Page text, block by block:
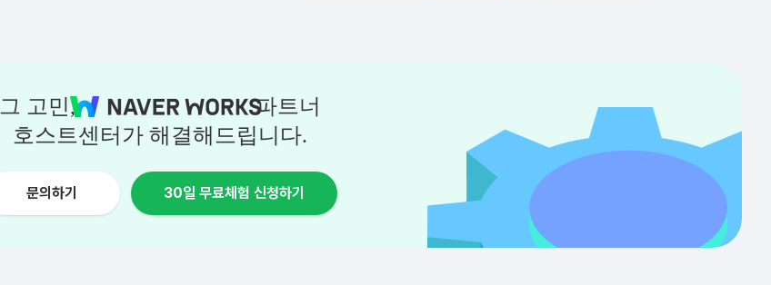
그 고민,
파트너
호스트센터가 해결해드립니다.
문의하기 30일 무료체험 신청하기